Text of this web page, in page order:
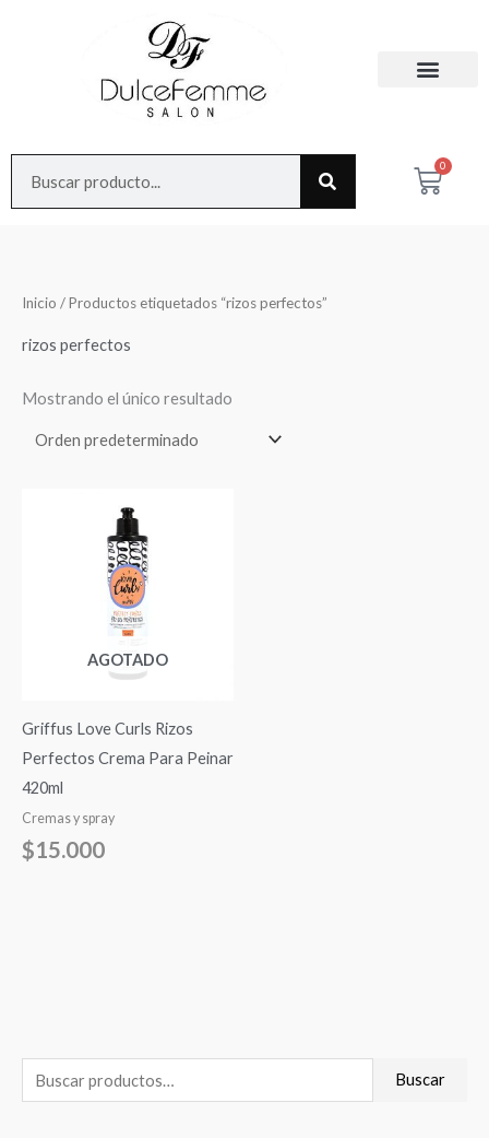
0
Cart
u
Buscar
Inicio / Productos etiquetados “rizos perfectos”
rizos perfectos
Mostrando el único resultado
AGOTADO
Griffus Love Curls Rizos
Perfectos Crema Para Peinar
420ml
Cremas y spray
$15.000